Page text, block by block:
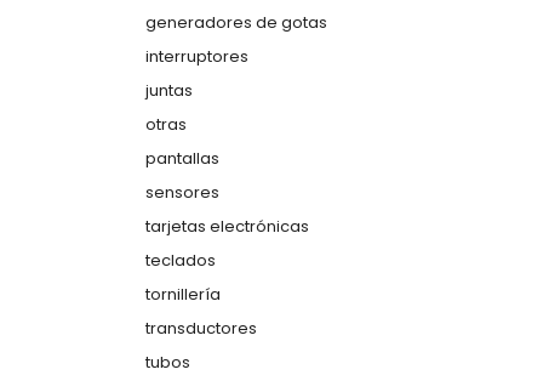
generadores de gotas
interruptores
juntas
otras
pantallas
sensores
tarjetas electrónicas
teclados
tornillería
transductores
tubos